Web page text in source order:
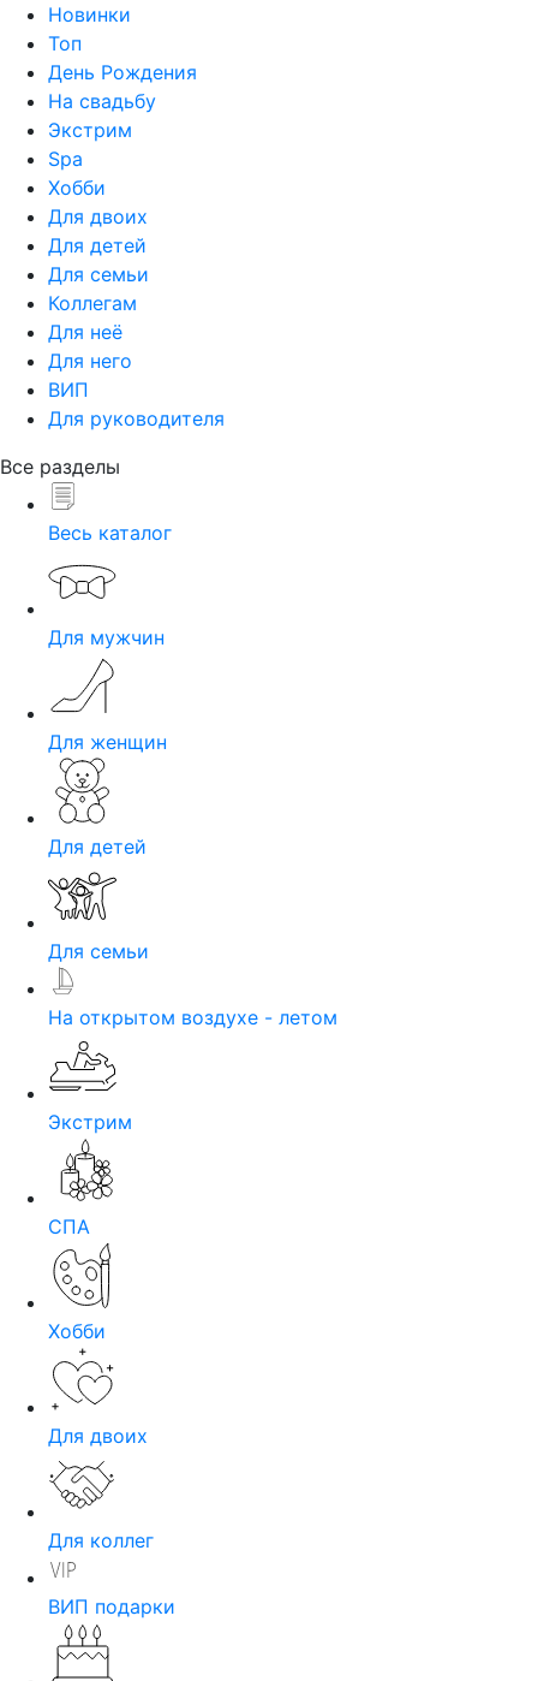
Новинки
Топ
День Рождения
На свадьбу
Экстрим
Spa
Хобби
Для двоих
Для детей
Для семьи
Коллегам
Для неё
Для него
ВИП
Для руководителя
Все разделы
Весь каталог
Для мужчин
Для женщин
Для детей
Для семьи
На открытом воздухе - летом
Экстрим
СПА
Хобби
Для двоих
Для коллег
ВИП подарки